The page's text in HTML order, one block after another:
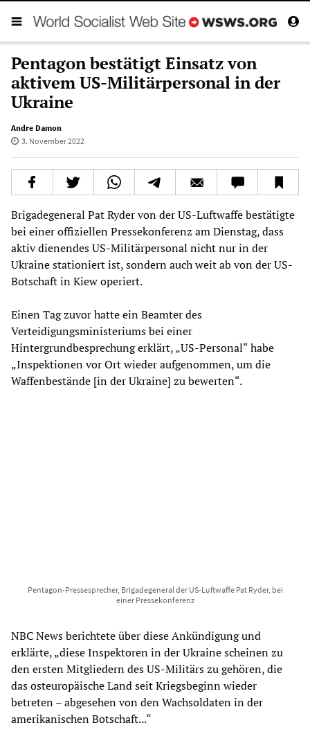
Pentagon bestätigt Einsatz von
aktivem US-Militärpersonal in der
Ukraine
Andre Damon
3. November 2022
Brigadegeneral Pat Ryder von der US-Luftwaffe bestätigte
bei einer offiziellen Pressekonferenz am Dienstag, dass
aktiv dienendes US-Militärpersonal nicht nur in der
Ukraine stationiert ist, sondern auch weit ab von der US-
Botschaft in Kiew operiert.
Einen Tag zuvor hatte ein Beamter des
Verteidigungsministeriums bei einer
Hintergrundbesprechung erklärt, „US-Personal“ habe
„Inspektionen vor Ort wieder aufgenommen, um die
Waffenbestände [in der Ukraine] zu bewerten“.
Pentagon-Pressesprecher, Brigadegeneral der US-Luftwaffe Pat Ryder, bei
einer Pressekonferenz
NBC News berichtete über diese Ankündigung und
erklärte, „diese Inspektoren in der Ukraine scheinen zu
den ersten Mitgliedern des US-Militärs zu gehören, die
das osteuropäische Land seit Kriegsbeginn wieder
betreten – abgesehen von den Wachsoldaten in der
amerikanischen Botschaft...“